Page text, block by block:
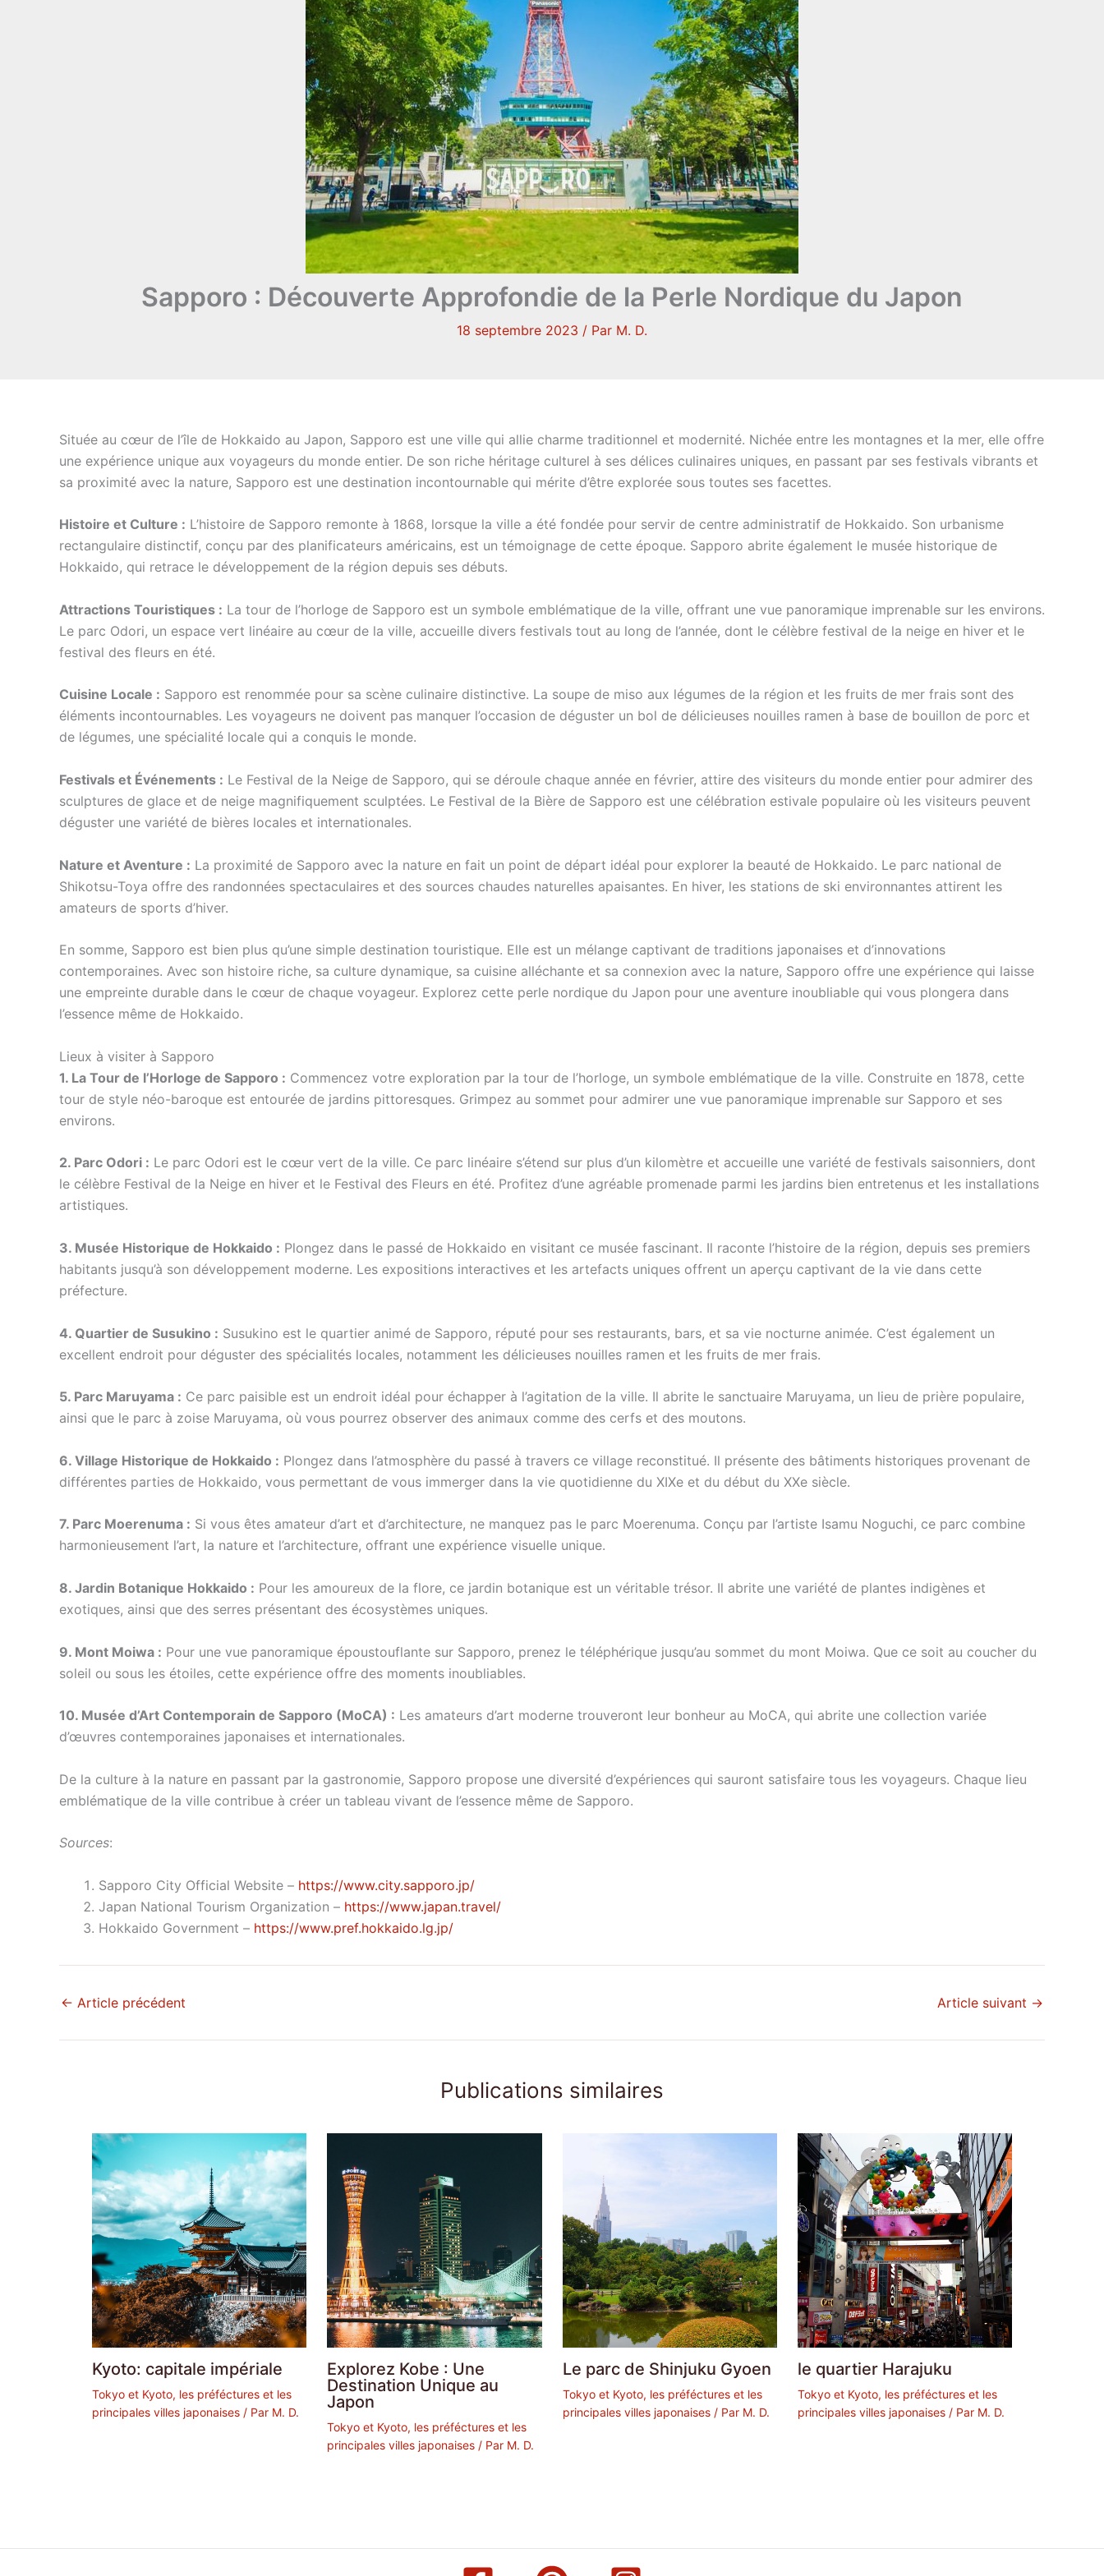
Sapporo : Découverte Approfondie de la Perle Nordique du Japon
18 septembre 2023 / Par M. D.
Située au cœur de l’île de Hokkaido au Japon, Sapporo est une ville qui allie charme traditionnel et modernité. Nichée entre les montagnes et la mer, elle offre
une expérience unique aux voyageurs du monde entier. De son riche héritage culturel à ses délices culinaires uniques, en passant par ses festivals vibrants et
sa proximité avec la nature, Sapporo est une destination incontournable qui mérite d’être explorée sous toutes ses facettes.
Histoire et Culture : L’histoire de Sapporo remonte à 1868, lorsque la ville a été fondée pour servir de centre administratif de Hokkaido. Son urbanisme
rectangulaire distinctif, conçu par des planificateurs américains, est un témoignage de cette époque. Sapporo abrite également le musée historique de
Hokkaido, qui retrace le développement de la région depuis ses débuts.
Attractions Touristiques : La tour de l’horloge de Sapporo est un symbole emblématique de la ville, offrant une vue panoramique imprenable sur les environs.
Le parc Odori, un espace vert linéaire au cœur de la ville, accueille divers festivals tout au long de l’année, dont le célèbre festival de la neige en hiver et le
festival des fleurs en été.
Cuisine Locale : Sapporo est renommée pour sa scène culinaire distinctive. La soupe de miso aux légumes de la région et les fruits de mer frais sont des
éléments incontournables. Les voyageurs ne doivent pas manquer l’occasion de déguster un bol de délicieuses nouilles ramen à base de bouillon de porc et
de légumes, une spécialité locale qui a conquis le monde.
Festivals et Événements : Le Festival de la Neige de Sapporo, qui se déroule chaque année en février, attire des visiteurs du monde entier pour admirer des
sculptures de glace et de neige magnifiquement sculptées. Le Festival de la Bière de Sapporo est une célébration estivale populaire où les visiteurs peuvent
déguster une variété de bières locales et internationales.
Nature et Aventure : La proximité de Sapporo avec la nature en fait un point de départ idéal pour explorer la beauté de Hokkaido. Le parc national de
Shikotsu-Toya offre des randonnées spectaculaires et des sources chaudes naturelles apaisantes. En hiver, les stations de ski environnantes attirent les
amateurs de sports d’hiver.
En somme, Sapporo est bien plus qu’une simple destination touristique. Elle est un mélange captivant de traditions japonaises et d’innovations
contemporaines. Avec son histoire riche, sa culture dynamique, sa cuisine alléchante et sa connexion avec la nature, Sapporo offre une expérience qui laisse
une empreinte durable dans le cœur de chaque voyageur. Explorez cette perle nordique du Japon pour une aventure inoubliable qui vous plongera dans
l’essence même de Hokkaido.
Lieux à visiter à Sapporo
1. La Tour de l’Horloge de Sapporo : Commencez votre exploration par la tour de l’horloge, un symbole emblématique de la ville. Construite en 1878, cette
tour de style néo-baroque est entourée de jardins pittoresques. Grimpez au sommet pour admirer une vue panoramique imprenable sur Sapporo et ses
environs.
2. Parc Odori : Le parc Odori est le cœur vert de la ville. Ce parc linéaire s’étend sur plus d’un kilomètre et accueille une variété de festivals saisonniers, dont
le célèbre Festival de la Neige en hiver et le Festival des Fleurs en été. Profitez d’une agréable promenade parmi les jardins bien entretenus et les installations
artistiques.
3. Musée Historique de Hokkaido : Plongez dans le passé de Hokkaido en visitant ce musée fascinant. Il raconte l’histoire de la région, depuis ses premiers
habitants jusqu’à son développement moderne. Les expositions interactives et les artefacts uniques offrent un aperçu captivant de la vie dans cette
préfecture.
4. Quartier de Susukino : Susukino est le quartier animé de Sapporo, réputé pour ses restaurants, bars, et sa vie nocturne animée. C’est également un
excellent endroit pour déguster des spécialités locales, notamment les délicieuses nouilles ramen et les fruits de mer frais.
5. Parc Maruyama : Ce parc paisible est un endroit idéal pour échapper à l’agitation de la ville. Il abrite le sanctuaire Maruyama, un lieu de prière populaire,
ainsi que le parc à zoise Maruyama, où vous pourrez observer des animaux comme des cerfs et des moutons.
6. Village Historique de Hokkaido : Plongez dans l’atmosphère du passé à travers ce village reconstitué. Il présente des bâtiments historiques provenant de
différentes parties de Hokkaido, vous permettant de vous immerger dans la vie quotidienne du XIXe et du début du XXe siècle.
7. Parc Moerenuma : Si vous êtes amateur d’art et d’architecture, ne manquez pas le parc Moerenuma. Conçu par l’artiste Isamu Noguchi, ce parc combine
harmonieusement l’art, la nature et l’architecture, offrant une expérience visuelle unique.
8. Jardin Botanique Hokkaido : Pour les amoureux de la flore, ce jardin botanique est un véritable trésor. Il abrite une variété de plantes indigènes et
exotiques, ainsi que des serres présentant des écosystèmes uniques.
9. Mont Moiwa : Pour une vue panoramique époustouflante sur Sapporo, prenez le téléphérique jusqu’au sommet du mont Moiwa. Que ce soit au coucher du
soleil ou sous les étoiles, cette expérience offre des moments inoubliables.
10. Musée d’Art Contemporain de Sapporo (MoCA) : Les amateurs d’art moderne trouveront leur bonheur au MoCA, qui abrite une collection variée
d’œuvres contemporaines japonaises et internationales.
De la culture à la nature en passant par la gastronomie, Sapporo propose une diversité d’expériences qui sauront satisfaire tous les voyageurs. Chaque lieu
emblématique de la ville contribue à créer un tableau vivant de l’essence même de Sapporo.
Sources:
Sapporo City Official Website – https://www.city.sapporo.jp/
Japan National Tourism Organization – https://www.japan.travel/
Hokkaido Government – https://www.pref.hokkaido.lg.jp/
← Article précédent Article suivant →
Publications similaires
Kyoto: capitale impériale
Tokyo et Kyoto, les préféctures et les
principales villes japonaises / Par M. D.
Explorez Kobe : Une
Destination Unique au
Japon
Tokyo et Kyoto, les préféctures et les
principales villes japonaises / Par M. D.
Le parc de Shinjuku Gyoen
Tokyo et Kyoto, les préféctures et les
principales villes japonaises/ Par M. D.
le quartier Harajuku
Tokyo et Kyoto, les préféctures et les
principales villes japonaises/ Par M. D.